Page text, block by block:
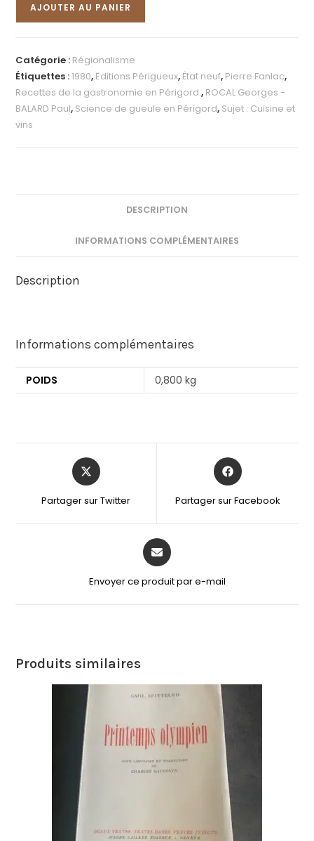
AJOUTER AU PANIER
Catégorie : Régionalisme
Étiquettes :1980, Editions Périgueux, État neuf, Pierre Fanlac,
Recettes de la gastronomie en Périgord., ROCAL Georges -
BALARD Paul, Science de gueule en Périgord, Sujet : Cuisine et
vins
DESCRIPTION
INFORMATIONS COMPLÉMENTAIRES
Description
Informations complémentaires
POIDS 0,800 kg
Partager sur Twitter Partager sur Facebook
Envoyer ce produit par e-mail
Produits similaires